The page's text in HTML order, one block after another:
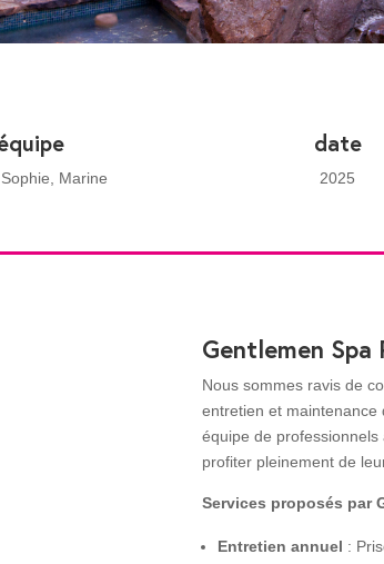
Marine
date
2025
Gentlemen Spa
Nous sommes ravis de
entretien et maintenance
équipe de
profiter pleinement de
Services proposés par
Entretien annuel :